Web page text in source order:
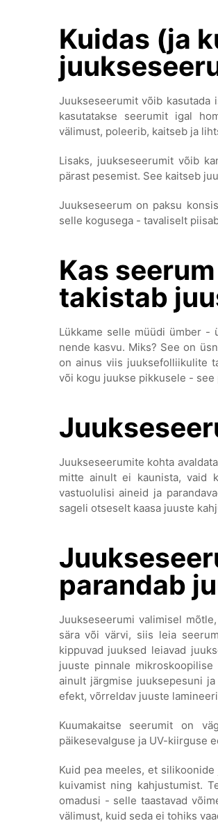
Kuidas (ja
Juukseseerumit võib kasutada
kasutatakse seerumit igal
välimust, poleerib, kaitseb ja
Lisaks, juukseseerumit võib
pärast pesemist. See kaitseb
Juukseseerum on paksu
selle kogusega - tavaliselt
Kas
takistab
Lükkame selle müüdi ümber -
nende kasvu. Miks? See on
on ainus viis juuksefolliikulite
või kogu juukse pikkusele -
Juukseseerumite kohta
mitte ainult ei kaunista, vaid
vastuolulisi aineid ja
sageli otseselt kaasa juuste
parandab
Juukseseerumi valimisel
sära või värvi, siis leia
kippuvad juuksed leiavad
juuste pinnale
ainult järgmise juuksepesuni
efekt, võrreldav juuste
Kuumakaitse seerumit on
päikesevalguse ja UV-kiirguse
Kuid pea meeles, et
kuivamist ning kahjustumist.
omadusi - selle taastavad
välimust, kuid seda ei tohiks